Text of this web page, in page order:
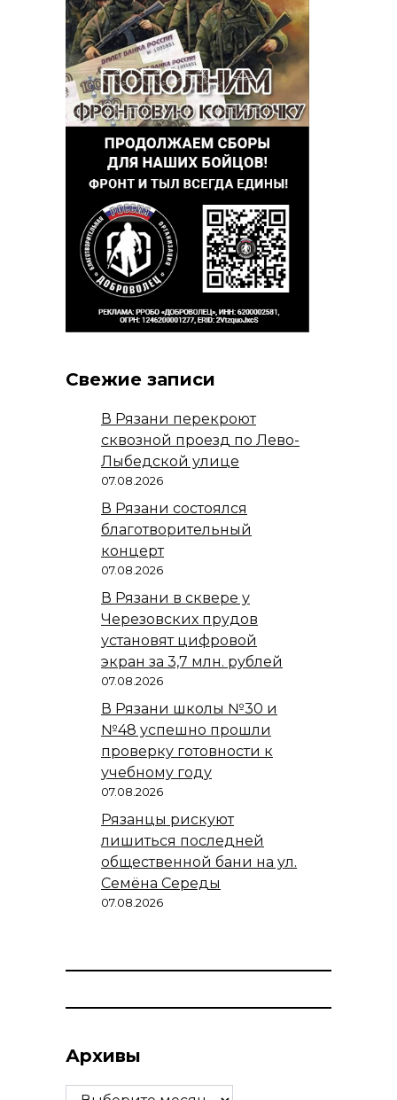
Свежие записи
В Рязани перекроют
сквозной проезд по Лево-
Лыбедской улице
07.08.2026
В Рязани состоялся
благотворительный
концерт
07.08.2026
В Рязани в сквере у
Черезовских прудов
установят цифровой
экран за 3,7 млн. рублей
07.08.2026
В Рязани школы №30 и
№48 успешно прошли
проверку готовности к
учебному году
07.08.2026
Рязанцы рискуют
лишиться последней
общественной бани на ул.
Семёна Середы
07.08.2026
Архивы
Архивы